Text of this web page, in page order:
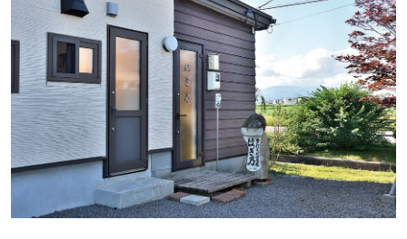
【札幌のお気に入りを見つけたい】
【道央のお気に入りを見つけたい】
【道北のお気に入りを見つけたい】
【道東のお気に入りを見つけたい】